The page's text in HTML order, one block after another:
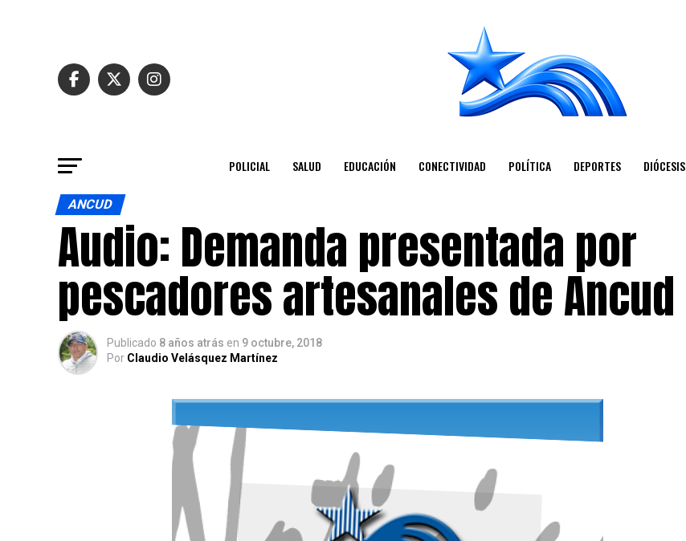
POLICIAL SALUD EDUCACIÓN CONECTIVIDAD POLÍTICA DEPORTES DIÓCESIS
ANCUD
Audio: Demanda presentada por
pescadores artesanales de Ancud
Publicado 8 años atrás en 9 octubre, 2018
Por Claudio Velásquez Martínez